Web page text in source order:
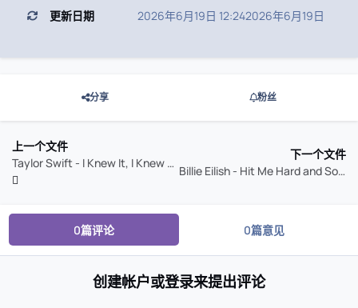
更新日期 2026年6月19日 12:242026年6月19日
分享 粉丝
上一个文件
Taylor Swift - I Knew It, I Knew You (2026) 24Bit 48kHz Amazon Music
下一个文件
Billie Eilish - Hit Me Hard and Soft (with Isolated Vocals) (2024)
0篇评论 0篇意见
创建帐户或登录来提出评论